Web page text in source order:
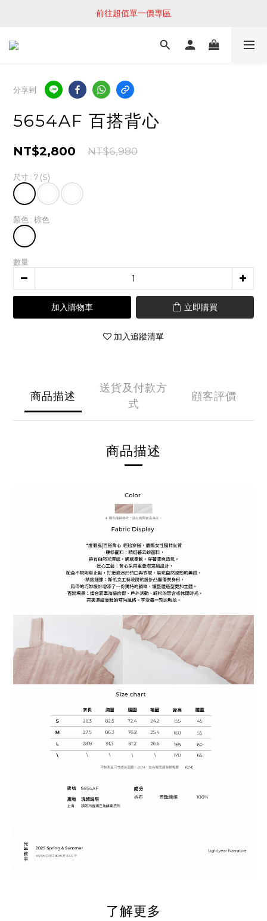
前往超值單一價專區
分享到
5654AF 百搭背心
NT$2,800 NT$6,980
尺寸 : 7 (S)
顏色 : 棕色
數量
加入購物車 立即購買
加入追蹤清單
商品描述
送貨及付款方
式
顧客評價
商品描述
了解更多